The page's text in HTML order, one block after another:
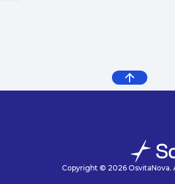
Copyright © 2026 OsvitaNova.